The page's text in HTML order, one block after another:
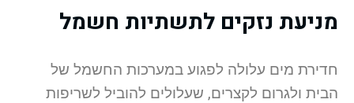
מניעת נזקים לתשתיות חשמל
חדירת מים עלולה לפגוע במערכות החשמל של
הבית ולגרום לקצרים, שעלולים להוביל לשריפות